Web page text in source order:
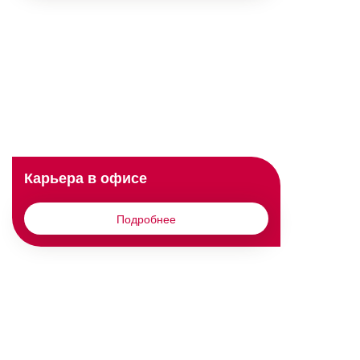
Карьера в офисе
Подробнее